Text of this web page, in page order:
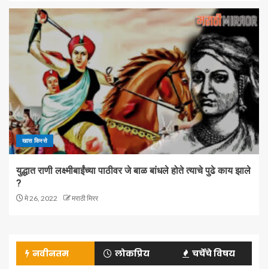
खास किस्से
युद्धात राणी लक्ष्मीबाईंच्या पाठीवर जे बाळ बांधले होते त्याचे पुढे काय झाले
?
मे 26, 2022 मराठी मिरर
नवीनतम लोकप्रिय चर्चेचे विषय